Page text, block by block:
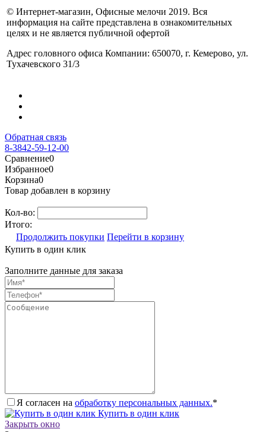
© Интернет-магазин, Офисные мелочи 2019. Вся
информация на сайте представлена в ознакомительных
целях и не является публичной офертой
Адрес головного офиса Компании: 650070, г. Кемерово, ул.
Тухачевского 31/3
Обратная связь
8-3842-59-12-00
Сравнение0
Избранное0
Корзина0
Товар добавлен в корзину
Кол-во:
Итого:
Продолжить покупки Перейти в корзину
Купить в один клик
Заполните данные для заказа
Я согласен на обработку персональных данных.*
Купить в один клик
Закрыть окно